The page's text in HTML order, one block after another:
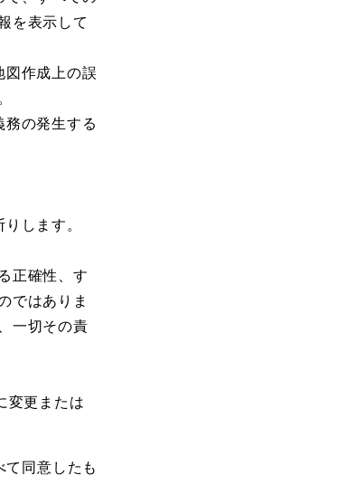
を表示して
図作成上の誤
務の発生する
します。
正確性、す
ではありま
一切その責
変更または
同意したも